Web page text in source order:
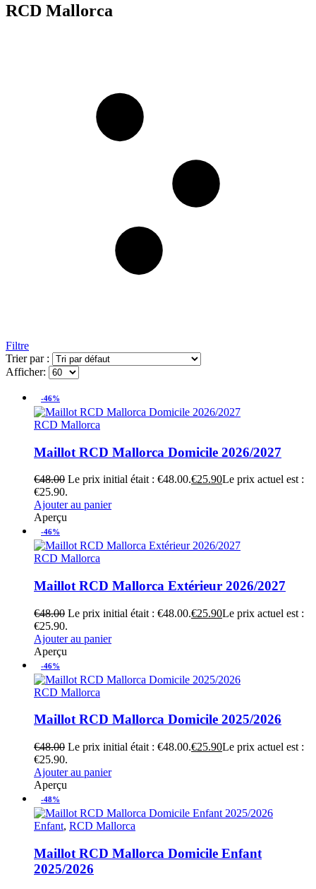
RCD Mallorca
Filtre
Trier par :
Afficher:
-46%
RCD Mallorca
Maillot RCD Mallorca Domicile 2026/2027
€48.00 Le prix initial était : €48.00.€25.90Le prix actuel est :
€25.90.
Ajouter au panier
Aperçu
-46%
RCD Mallorca
Maillot RCD Mallorca Extérieur 2026/2027
€48.00 Le prix initial était : €48.00.€25.90Le prix actuel est :
€25.90.
Ajouter au panier
Aperçu
-46%
RCD Mallorca
Maillot RCD Mallorca Domicile 2025/2026
€48.00 Le prix initial était : €48.00.€25.90Le prix actuel est :
€25.90.
Ajouter au panier
Aperçu
-48%
Enfant, RCD Mallorca
Maillot RCD Mallorca Domicile Enfant
2025/2026